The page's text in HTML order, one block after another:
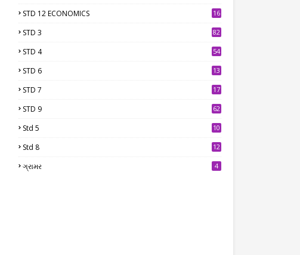
STD 12 ECONOMICS 16
STD 3 82
STD 4 54
STD 6
13
STD 7
17
STD 9 62
Std 5
10
Std 8
12
ગ્રામર 4